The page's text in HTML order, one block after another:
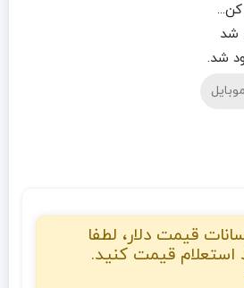
شد
شد.
قیمت دلار، لطفا
قیمت کنید.